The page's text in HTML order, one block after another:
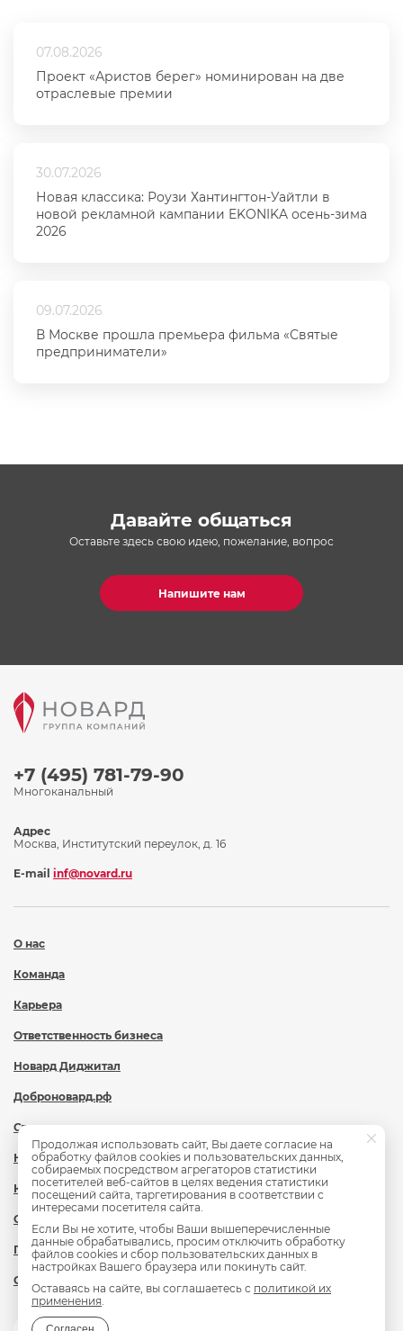
07.08.2026
Проект «Аристов берег» номинирован на две
отраслевые премии
30.07.2026
Новая классика: Роузи Хантингтон-Уайтли в
новой рекламной кампании EKONIKA осень-зима
2026
09.07.2026
В Москве прошла премьера фильма «Святые
предприниматели»
Давайте общаться
Оставьте здесь свою идею, пожелание, вопрос
Напишите нам
+7 (495) 781-79-90
Многоканальный
О нас
Команда
Карьера
Ответственность бизнеса
Новард Диджитал
Доброновард.рф
Статьи
Новости
Контакты
Охрана труда
Политика обработки персональных данных
Сведения об образовательной организации
Адрес
Москва, Институтский переулок, д. 16
E-mail inf@novard.ru
Продолжая использовать сайт, Вы даете согласие на
обработку файлов cookies и пользовательских данных,
собираемых посредством агрегаторов статистики
посетителей веб-сайтов в целях ведения статистики
посещений сайта, таргетирования в соответствии с
интересами посетителя сайта.
Если Вы не хотите, чтобы Ваши вышеперечисленные
данные обрабатывались, просим отключить обработку
файлов cookies и сбор пользовательских данных в
настройках Вашего браузера или покинуть сайт.
Оставаясь на сайте, вы соглашаетесь с политикой их
применения.